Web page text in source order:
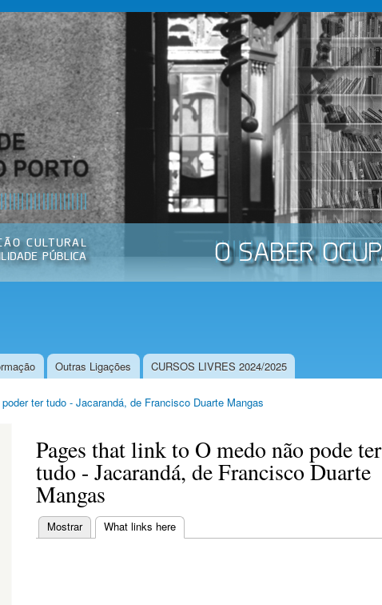
Passar
para o
conteúdo
principal
Outras Ligações CURSOS LIVRES 2024/2025
ter tudo - Jacarandá, de Francisco Duarte Mangas
Pages that link to O medo não pode ter
tudo - Jacarandá, de Francisco Duarte
Mangas
Separadores primários
Mostrar What links here